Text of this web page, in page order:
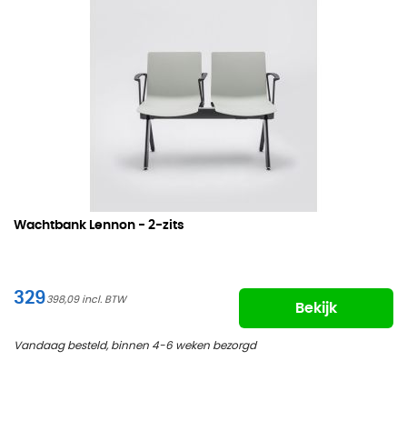
Wachtbank Lennon - 2-zits
329398,09
Bekijk
Vandaag besteld, binnen 4-6 weken bezorgd